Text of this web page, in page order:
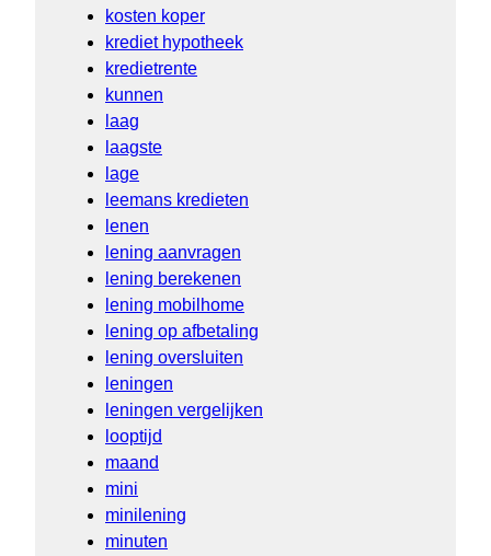
kosten koper
krediet hypotheek
kredietrente
kunnen
laag
laagste
lage
leemans kredieten
lenen
lening aanvragen
lening berekenen
lening mobilhome
lening op afbetaling
lening oversluiten
leningen
leningen vergelijken
looptijd
maand
mini
minilening
minuten